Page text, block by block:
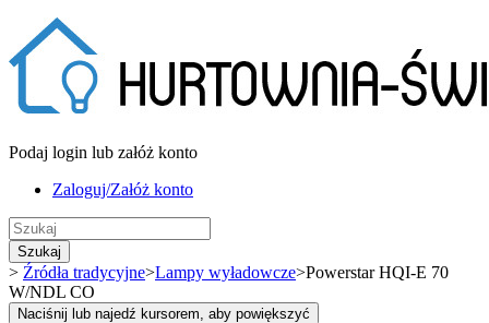
Podaj login lub załóż konto
Zaloguj/Załóż konto
Szukaj
> Źródła tradycyjne>Lampy wyładowcze>Powerstar HQI-E 70
W/NDL CO
Naciśnij lub najedź kursorem, aby powiększyć